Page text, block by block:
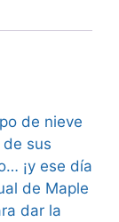
de nieve
sus
¡y ese día
de Maple
dar la